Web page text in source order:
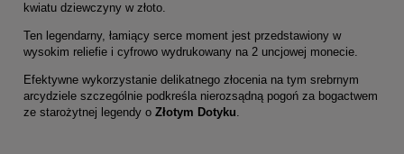
kwiatu dziewczyny w złoto.
Ten legendarny, łamiący serce moment jest przedstawiony w
wysokim reliefie i cyfrowo wydrukowany na 2 uncjowej monecie.
Efektywne wykorzystanie delikatnego złocenia na tym srebrnym
arcydziele szczególnie podkreśla nierozsądną pogoń za bogactwem
ze starożytnej legendy o Złotym Dotyku.